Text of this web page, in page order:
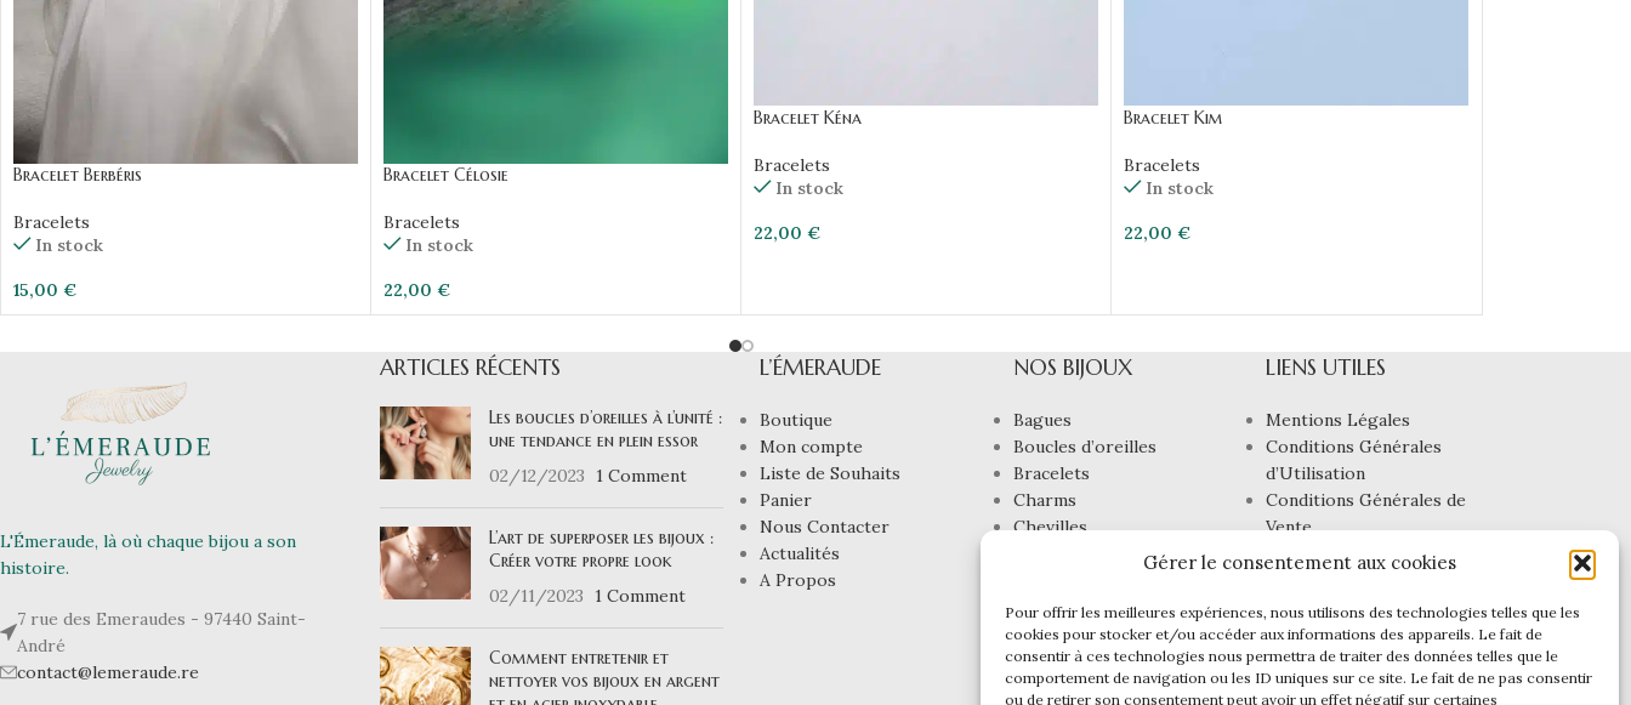
Gérer le consentement aux cookies
Pour offrir les meilleures expériences, nous utilisons des technologies telles que les
cookies pour stocker et/ou accéder aux informations des appareils. Le fait de
consentir à ces technologies nous permettra de traiter des données telles que le
comportement de navigation ou les ID uniques sur ce site. Le fait de ne pas consentir
ou de retirer son consentement peut avoir un effet négatif sur certaines
Bracelet Berbéris
Bracelets
In stock
15,00 €
Bracelet Célosie
Bracelets
In stock
22,00 €
Bracelet Kéna
Bracelets
In stock
22,00 €
Bracelet Kim
Bracelets
In stock
22,00 €
L'Émeraude, là où chaque bijou a son
histoire.
7 rue des Emeraudes - 97440 Saint-
André
contact@lemeraude.re
ARTICLES RÉCENTS
Les boucles d’oreilles à l’unité :
une tendance en plein essor
02/12/2023
1 Comment
L’art de superposer les bijoux :
Créer votre propre look
02/11/2023
1 Comment
Comment entretenir et
nettoyer vos bijoux en argent
L’ÉMERAUDE
Boutique
Mon compte
Liste de Souhaits
Panier
Nous Contacter
Actualités
A Propos
NOS BIJOUX
Bagues
Boucles d’oreilles
Bracelets
Charms
Chevilles
LIENS UTILES
Mentions Légales
Conditions Générales
d’Utilisation
Conditions Générales de
Vente
Politique de
Politique de cookies (UE)